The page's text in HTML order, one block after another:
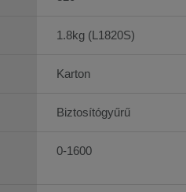
1.8kg (L1820S)
Karton
Biztosítógyűrű
0-1600